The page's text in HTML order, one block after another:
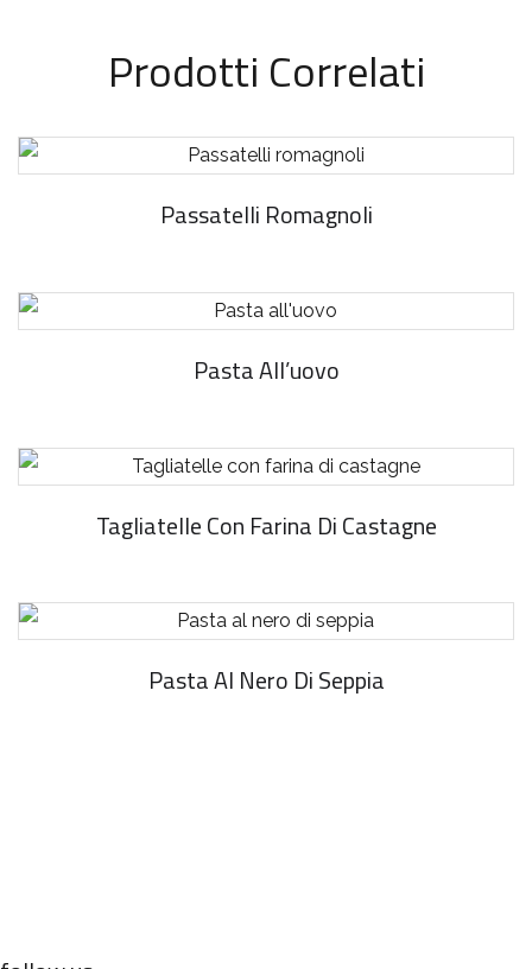
Prodotti Correlati
Passatelli Romagnoli
Pasta All’uovo
Tagliatelle Con Farina Di Castagne
Pasta Al Nero Di Seppia